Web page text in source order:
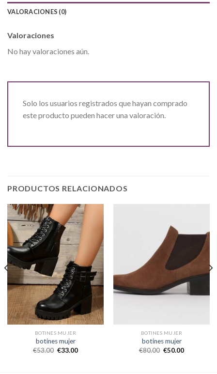
VALORACIONES (0)
Valoraciones
No hay valoraciones aún.
Solo los usuarios registrados que hayan comprado
este producto pueden hacer una valoración.
PRODUCTOS RELACIONADOS
BOTINES MUJER
botines mujer
€53.00 €33.00
BOTINES MUJER
botines mujer
€80.00 €50.00